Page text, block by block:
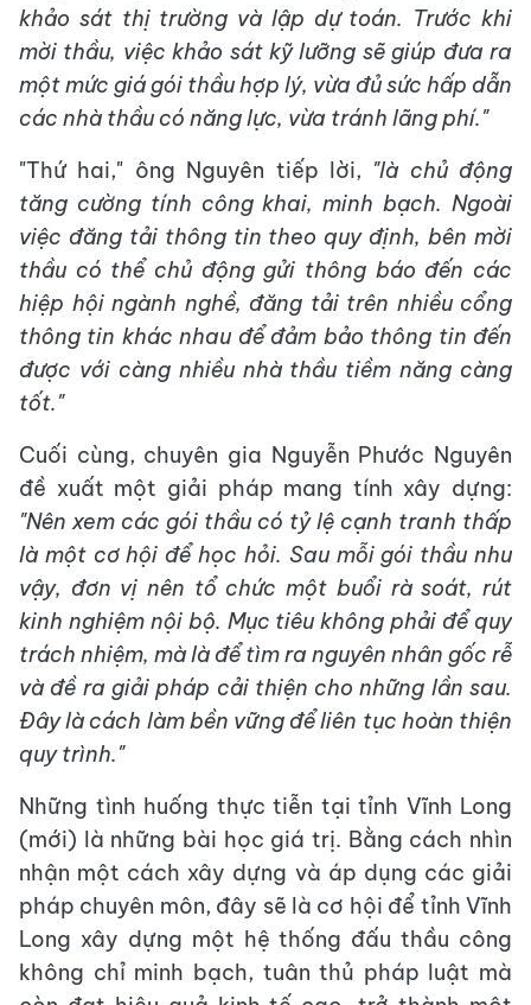
khảo sát thị trường và lập dự toán. Trước khi
mời thầu, việc khảo sát kỹ lưỡng sẽ giúp đưa ra
một mức giá gói thầu hợp lý, vừa đủ sức hấp dẫn
các nhà thầu có năng lực, vừa tránh lãng phí."
"Thứ hai," ông Nguyên tiếp lời, "là chủ động
tăng cường tính công khai, minh bạch. Ngoài
việc đăng tải thông tin theo quy định, bên mời
thầu có thể chủ động gửi thông báo đến các
hiệp hội ngành nghề, đăng tải trên nhiều cổng
thông tin khác nhau để đảm bảo thông tin đến
được với càng nhiều nhà thầu tiềm năng càng
tốt."
Cuối cùng, chuyên gia Nguyễn Phước Nguyên
đề xuất một giải pháp mang tính xây dựng:
"Nên xem các gói thầu có tỷ lệ cạnh tranh thấp
là một cơ hội để học hỏi. Sau mỗi gói thầu như
vậy, đơn vị nên tổ chức một buổi rà soát, rút
kinh nghiệm nội bộ. Mục tiêu không phải để quy
trách nhiệm, mà là để tìm ra nguyên nhân gốc rễ
và đề ra giải pháp cải thiện cho những lần sau.
Đây là cách làm bền vững để liên tục hoàn thiện
quy trình."
Những tình huống thực tiễn tại tỉnh Vĩnh Long
(mới) là những bài học giá trị. Bằng cách nhìn
nhận một cách xây dựng và áp dụng các giải
pháp chuyên môn, đây sẽ là cơ hội để tỉnh Vĩnh
Long xây dựng một hệ thống đấu thầu công
không chỉ minh bạch, tuân thủ pháp luật mà